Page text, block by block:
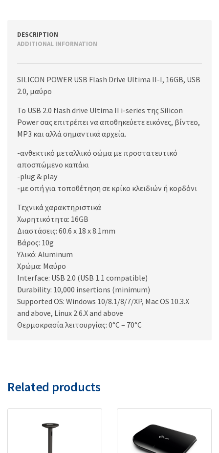
DESCRIPTION
ADDITIONAL INFORMATION
SILICON POWER USB Flash Drive Ultima II-I, 16GB, USB
2.0, μαύρο
Το USB 2.0 flash drive Ultima II i-series της Silicon
Power σας επιτρέπει να αποθηκεύετε εικόνες, βίντεο,
MP3 και αλλά σημαντικά αρχεία.
-ανθεκτικό μεταλλικό σώμα με προστατευτικό
αποσπώμενο καπάκι
-plug & play
-με οπή για τοποθέτηση σε κρίκο κλειδιών ή κορδόνι
Τεχνικά χαρακτηριστικά
Χωρητικότητα: 16GB
Διαστάσεις: 60.6 x 18 x 8.1mm
Βάρος: 10g
Υλικό: Aluminum
Χρώμα: Μαύρο
Interface: USB 2.0 (USB 1.1 compatible)
Durability: 10,000 insertions (minimum)
Supported OS: Windows 10/8.1/8/7/XP, Mac OS 10.3.X
and above, Linux 2.6.X and above
Θερμοκρασία λειτουργίας: 0°C – 70°C
Related products